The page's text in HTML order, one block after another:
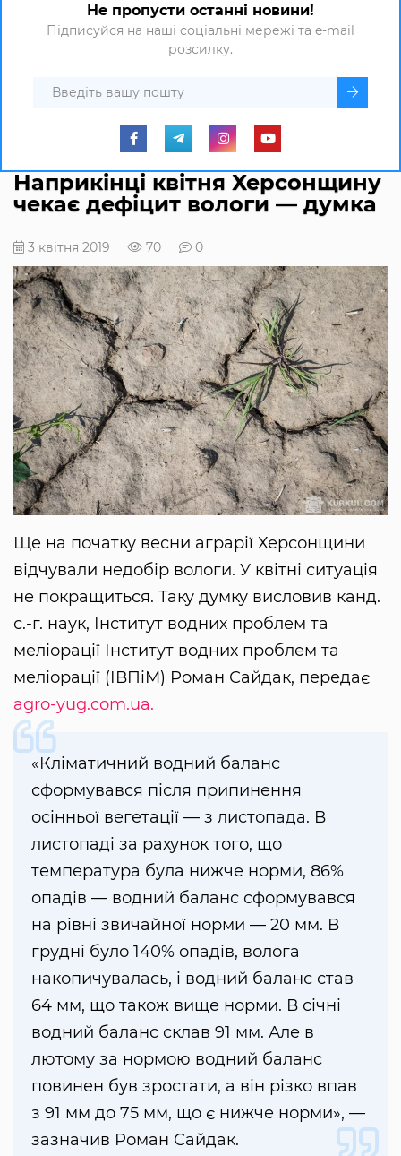
Не пропусти останні новини!
Підписуйся на наші соціальні мережі та e-mail
розсилку.
Наприкінці квітня Херсонщину
чекає дефіцит вологи — думка
3 квітня 2019 70 0
Ще на початку весни аграрії Херсонщини
відчували недобір вологи. У квітні ситуація
не покращиться. Таку думку висловив канд.
с.-г. наук, Інститут водних проблем та
меліорації Інститут водних проблем та
меліорації (ІВПіМ) Роман Сайдак, передає
agro-yug.com.ua.
«Кліматичний водний баланс
сформувався після припинення
осінньої вегетації — з листопада. В
листопаді за рахунок того, що
температура була нижче норми, 86%
опадів — водний баланс сформувався
на рівні звичайної норми — 20 мм. В
грудні було 140% опадів, волога
накопичувалась, і водний баланс став
64 мм, що також вище норми. В січні
водний баланс склав 91 мм. Але в
лютому за нормою водний баланс
повинен був зростати, а він різко впав
з 91 мм до 75 мм, що є нижче норми», —
зазначив Роман Сайдак.